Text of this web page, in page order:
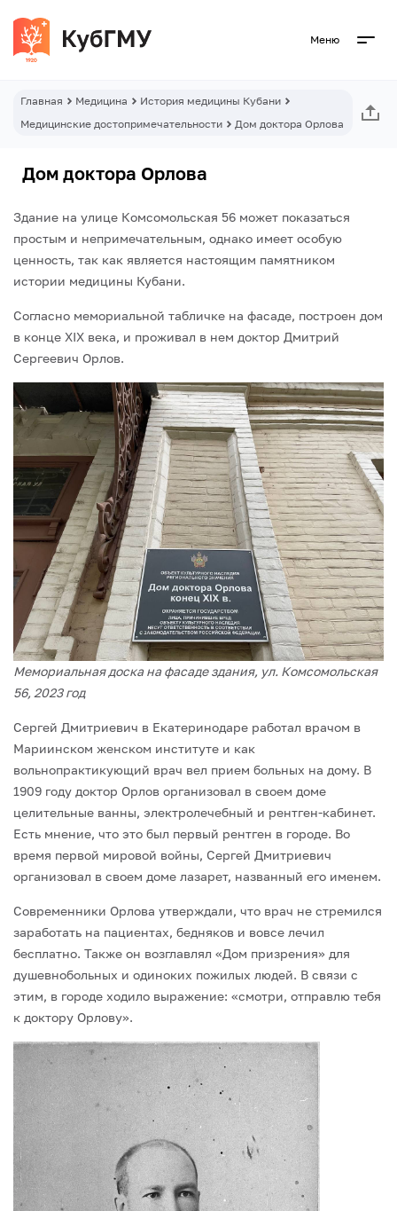
Меню
Главная Медицина
История медицины Кубани
Медицинские достопримечательности
Дом доктора Орлова
Дом доктора Орлова
Здание на улице Комсомольская 56 может показаться
простым и непримечательным, однако имеет особую
ценность, так как является настоящим памятником
истории медицины Кубани.
Согласно мемориальной табличке на фасаде, построен дом
в конце XIX века, и проживал в нем доктор Дмитрий
Сергеевич Орлов.
Мемориальная доска на фасаде здания, ул. Комсомольская
56, 2023 год
Сергей Дмитриевич в Екатеринодаре работал врачом в
Мариинском женском институте и как
вольнопрактикующий врач вел прием больных на дому. В
1909 году доктор Орлов организовал в своем доме
целительные ванны, электролечебный и рентген-кабинет.
Есть мнение, что это был первый рентген в городе. Во
время первой мировой войны, Сергей Дмитриевич
организовал в своем доме лазарет, названный его именем.
Современники Орлова утверждали, что врач не стремился
заработать на пациентах, бедняков и вовсе лечил
бесплатно. Также он возглавлял «Дом призрения» для
душевнобольных и одиноких пожилых людей. В связи с
этим, в городе ходило выражение: «смотри, отправлю тебя
к доктору Орлову».